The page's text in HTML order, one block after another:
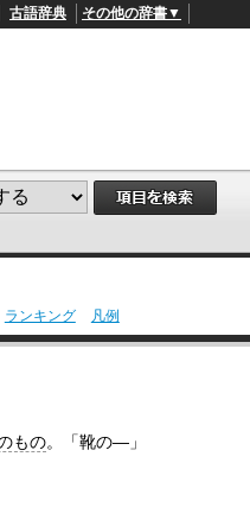
古語辞典 その他の辞書▼
ランキング 凡例
もの。「靴の―」